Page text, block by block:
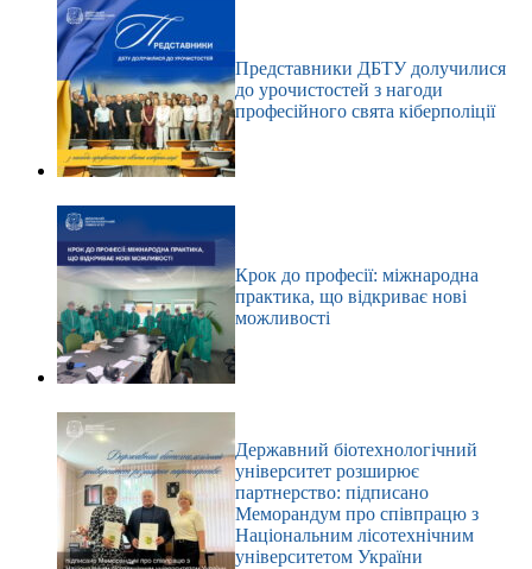
Представники ДБТУ долучилися
до урочистостей з нагоди
професійного свята кіберполіції
Крок до професії: міжнародна
практика, що відкриває нові
можливості
Державний біотехнологічний
університет розширює
партнерство: підписано
Меморандум про співпрацю з
Національним лісотехнічним
університетом України